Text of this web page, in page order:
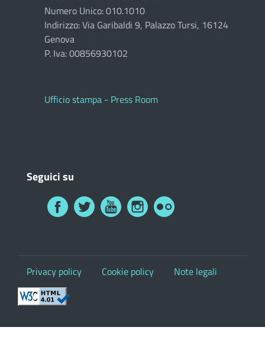
Numero Unico: 010.1010
Indirizzo: Via Garibaldi 9, Palazzo Tursi, 16124
Genova
P. Iva: 00856930102
Ufficio stampa - Press Room
Seguici su
Privacy policy Cookie policy Note legali